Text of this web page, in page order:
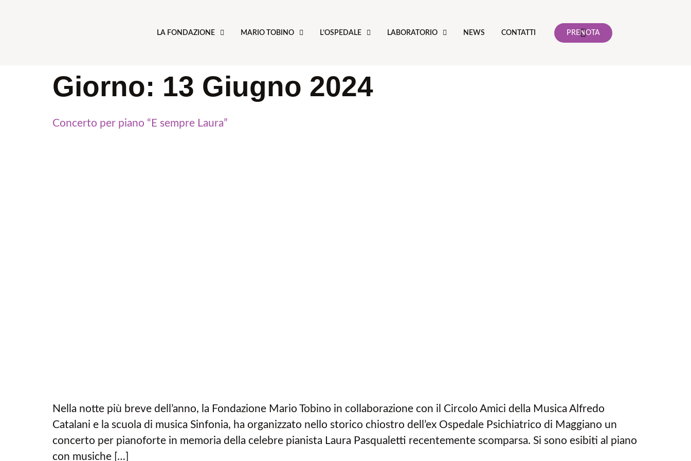
LA FONDAZIONE MARIO TOBINO L’OSPEDALE LABORATORIO NEWS CONTATTI PRENOTA
Giorno: 13 Giugno 2024
Concerto per piano “E sempre Laura”
Nella notte più breve dell’anno, la Fondazione Mario Tobino in collaborazione con il Circolo Amici della Musica Alfredo
Catalani e la scuola di musica Sinfonia, ha organizzato nello storico chiostro dell’ex Ospedale Psichiatrico di Maggiano un
concerto per pianoforte in memoria della celebre pianista Laura Pasqualetti recentemente scomparsa. Si sono esibiti al piano
con musiche […]